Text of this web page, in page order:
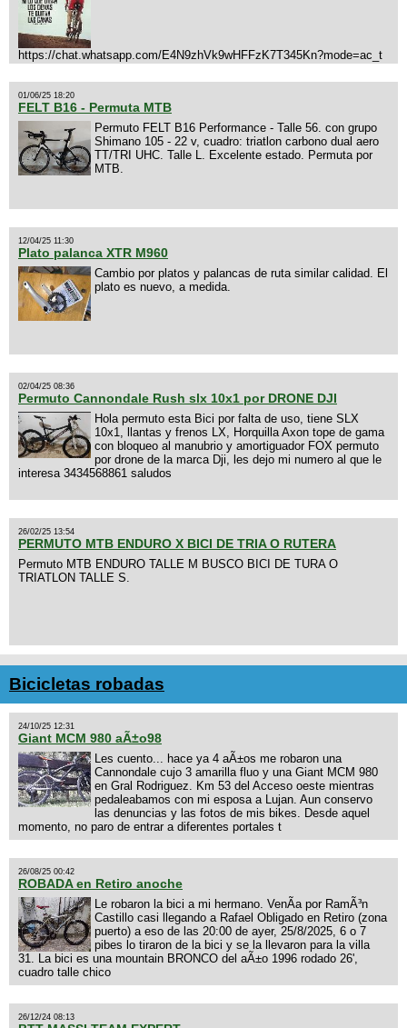
https://chat.whatsapp.com/E4N9zhVk9wHFFzK7T345Kn?mode=ac_t
01/06/25 18:20
FELT B16 - Permuta MTB
Permuto FELT B16 Performance - Talle 56. con grupo
Shimano 105 - 22 v, cuadro: triatlon carbono dual aero
TT/TRI UHC. Talle L. Excelente estado. Permuta por
MTB.
12/04/25 11:30
Plato palanca XTR M960
Cambio por platos y palancas de ruta similar calidad. El
plato es nuevo, a medida.
02/04/25 08:36
Permuto Cannondale Rush slx 10x1 por DRONE DJI
Hola permuto esta Bici por falta de uso, tiene SLX
10x1, llantas y frenos LX, Horquilla Axon tope de gama
con bloqueo al manubrio y amortiguador FOX permuto
por drone de la marca Dji, les dejo mi numero al que le
interesa 3434568861 saludos
26/02/25 13:54
PERMUTO MTB ENDURO X BICI DE TRIA O RUTERA
Permuto MTB ENDURO TALLE M BUSCO BICI DE TURA O
TRIATLON TALLE S.
Bicicletas robadas
24/10/25 12:31
Giant MCM 980 aÃ±o98
Les cuento... hace ya 4 aÃ±os me robaron una
Cannondale cujo 3 amarilla fluo y una Giant MCM 980
en Gral Rodriguez. Km 53 del Acceso oeste mientras
pedaleabamos con mi esposa a Lujan. Aun conservo
las denuncias y las fotos de mis bikes. Desde aquel
momento, no paro de entrar a diferentes portales t
26/08/25 00:42
ROBADA en Retiro anoche
Le robaron la bici a mi hermano. VenÃ­a por RamÃ³n
Castillo casi llegando a Rafael Obligado en Retiro (zona
puerto) a eso de las 20:00 de ayer, 25/8/2025, 6 o 7
pibes lo tiraron de la bici y se la llevaron para la villa
31. La bici es una mountain BRONCO del aÃ±o 1996 rodado 26',
cuadro talle chico
26/12/24 08:13